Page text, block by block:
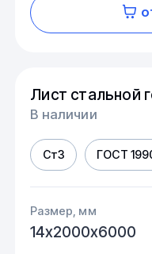
Лист стальной
В наличии
Ст3 ГОСТ
Размер, мм
14х2000х6000